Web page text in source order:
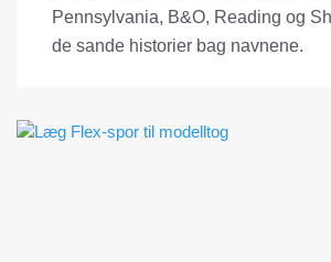
Pennsylvania, B&O, Reading og
de sande historier bag navnene.